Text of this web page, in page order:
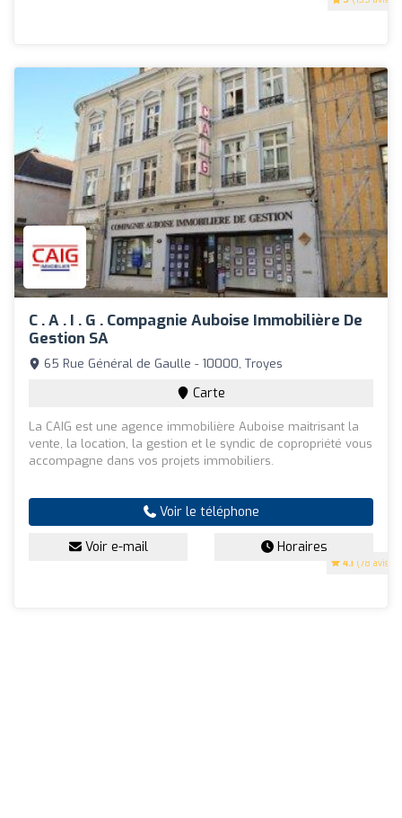
C . A . I . G . Compagnie Auboise Immobilière De
Gestion SA
4.1 (78 avis)
65 Rue Général de Gaulle - 10000, Troyes
Carte
La CAIG est une agence immobilière Auboise maitrisant la
vente, la location, la gestion et le syndic de copropriété vous
accompagne dans vos projets immobiliers.
Voir le téléphone
Voir e-mail Horaires